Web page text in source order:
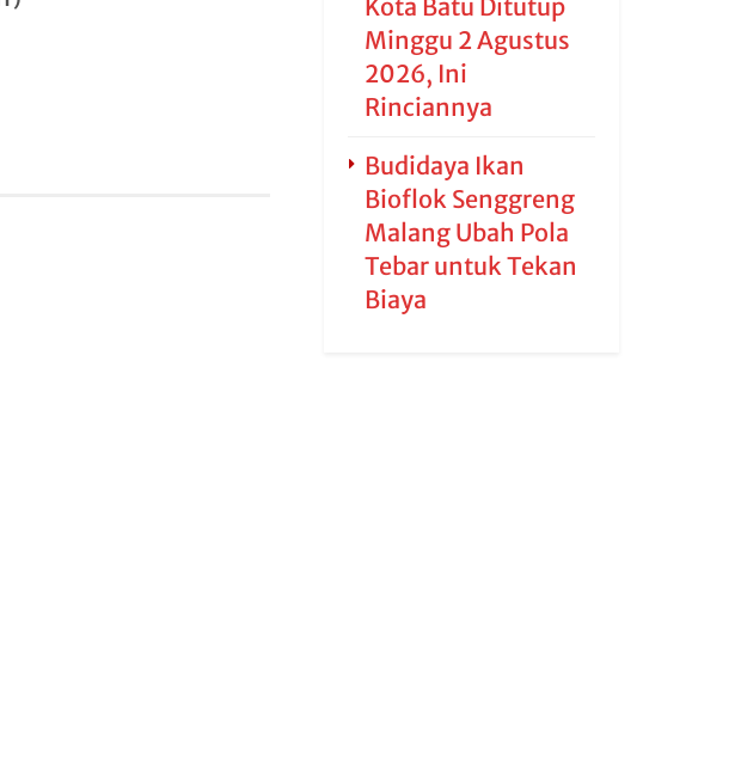
Kota Batu Ditutup
Minggu 2 Agustus
2026, Ini
Rinciannya
Budidaya Ikan
Bioflok Senggreng
Malang Ubah Pola
Tebar untuk Tekan
Biaya